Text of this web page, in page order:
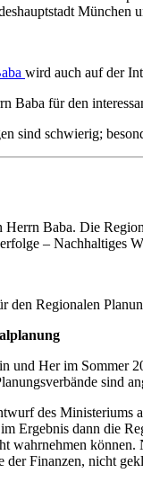
München
wird auch auf der
Baba für den
sind schwierig;
Baba. Die
– Nachhaltiges
den Regionalen
und Her im Sommer
sind
des
Ergebnis dann die
wahrnehmen
der Finanzen, nicht